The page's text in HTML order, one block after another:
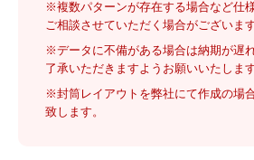
※複数パターンが存在する場合など仕
ご相談させていただく場合がございます
※データに不備がある場合は納期が遅
了承いただきますようお願いいたします
※封筒レイアウトを弊社にて作成の場
致します。